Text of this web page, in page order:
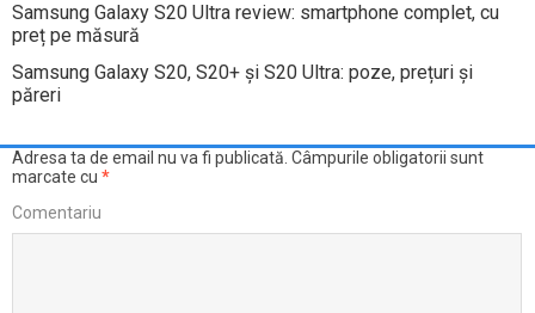
Samsung Galaxy S20 Ultra review: smartphone complet, cu
preț pe măsură
Samsung Galaxy S20, S20+ și S20 Ultra: poze, prețuri și
păreri
Adresa ta de email nu va fi publicată. Câmpurile obligatorii sunt
marcate cu *
Comentariu